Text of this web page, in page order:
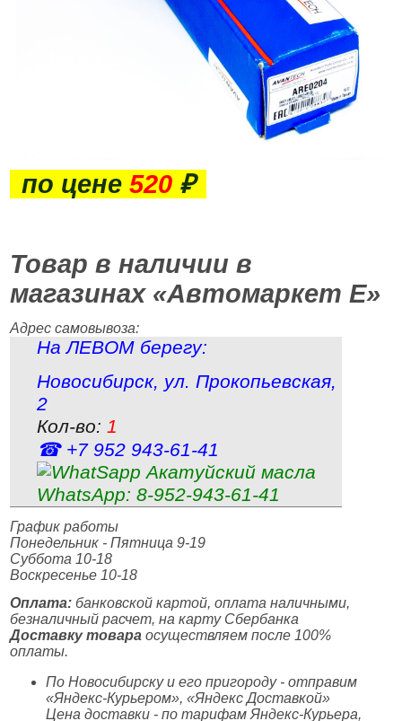
по цене520 ₽
Товар в наличии в
магазинах «Автомаркет Е»
Адрес самовывоза:
На ЛЕВОМ берегу:
Новосибирск, ул. Прокопьевская,
2
Кол-во: 1
☎ +7 952 943‑61‑41
WhatsApp: 8‑952‑943‑61‑41
График работы
Понедельник - Пятница 9-19
Суббота 10-18
Воскресенье 10-18
Оплата: банковской картой, оплата наличными,
безналичный расчет, на карту Сбербанка
Доставку товара осуществляем после 100%
оплаты.
По Новосибирску и его пригороду - отправим
«Яндекс-Курьером», «Яндекс Доставкой»
Цена доставки - по тарифам Яндекс-Курьера,